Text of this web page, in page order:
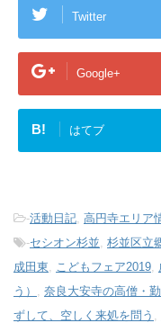
Twitter
Google+
B! はてブ
-活動日記 高円寺エリア
-セシオン杉並 杉並区立
成田東
こどもフェア2019
う）
奈良大安寺の高僧・勤
ずして、空しく来処を問う